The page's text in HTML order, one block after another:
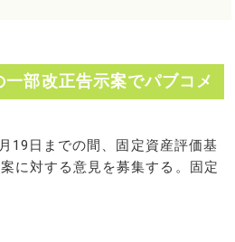
一部改正告示案でパブコメ
19日までの間、固定資産評価基
に対する意見を募集する。固定